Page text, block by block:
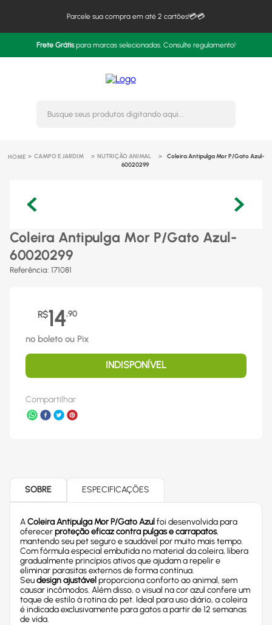
Parcele sua compra em até 2 cartões!💳💳
Frete Grátispara marcas selecionadas. Consulte regulamento!
Busque seus produtos
CAMPO E JARDIM NUTRIÇÃO ANIMAL
Coleira Antipulga Mor P/Gato Azul-
60020299
Coleira Antipulga Mor P/Gato Azul-
60020299
Referência: 171081
R$14,90
no boleto ou Pix
INDISPONÍVEL
Compartilhar
SOBRE ESPECIFICAÇÕES
AColeira Antipulga Mor P/Gato Azul foi desenvolvida para
oferecerproteção eficaz contra pulgas e carrapatos,
mantendo seu pet seguro e saudável por muito mais tempo.
Com fórmula especial embutida no material da coleira, libera
gradualmente princípios ativos que ajudam a repelir e
eliminar parasitas externos de forma contínua.
Seudesign ajustável proporciona conforto ao animal, sem
causar incômodos. Além disso, o visual na cor azul confere um
toque de estilo à rotina do pet. Ideal para uso diário, a coleira
é indicada exclusivamente para gatos a partir de 12 semanas
de vida.